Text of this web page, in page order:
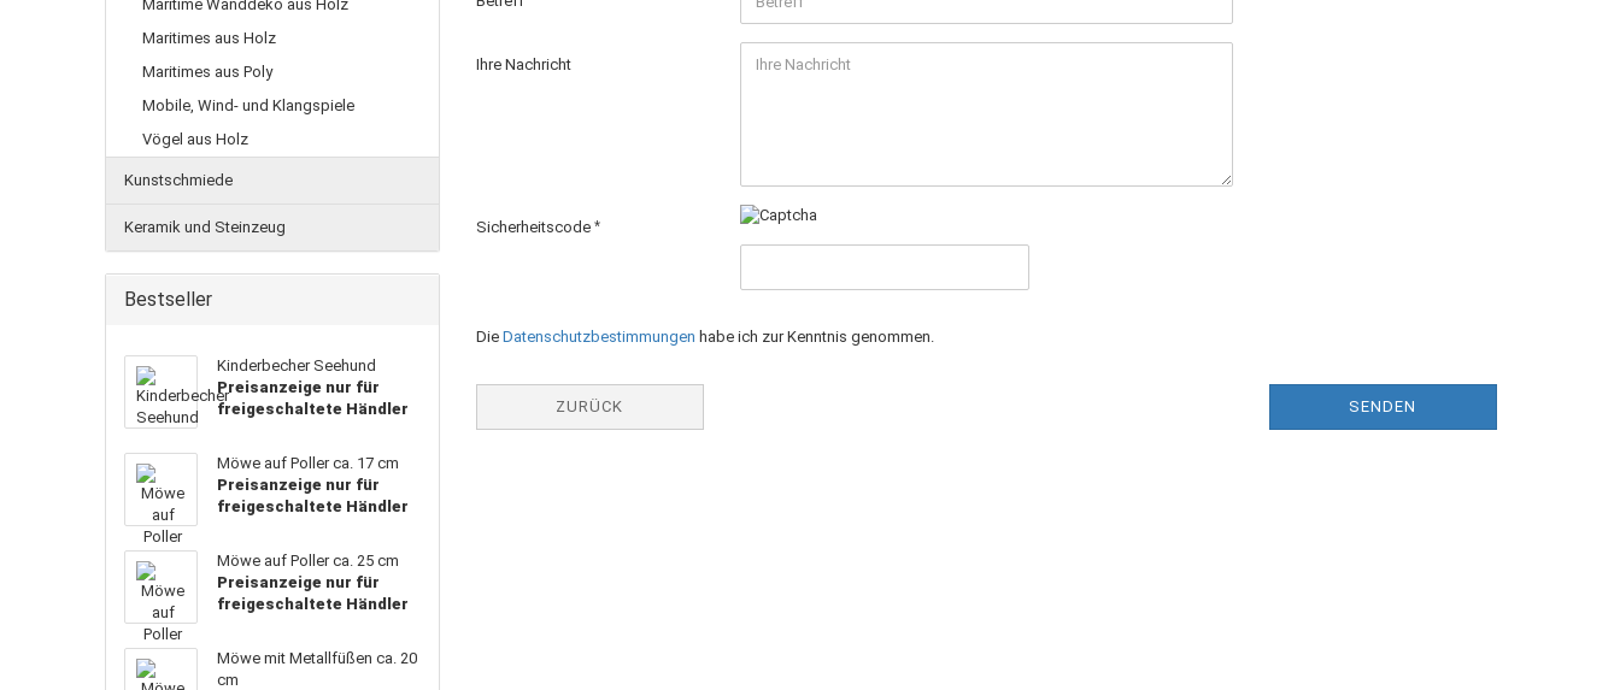
Ihre Nachricht
Sicherheitscode
Die Datenschutzbestimmungen habe ich zur Kenntnis genommen.
ZURÜCK SENDEN
Maritime Wanddeko aus Holz
Maritimes aus Holz
Maritimes aus Poly
Mobile, Wind- und Klangspiele
Vögel aus Holz
Kunstschmiede
Keramik und Steinzeug
Bestseller
Kinderbecher Seehund
Preisanzeige nur für
freigeschaltete Händler
Möwe auf Poller ca. 17 cm
Preisanzeige nur für
freigeschaltete Händler
Möwe auf Poller ca. 25 cm
Preisanzeige nur für
freigeschaltete Händler
Möwe mit Metallfüßen ca. 20
cm